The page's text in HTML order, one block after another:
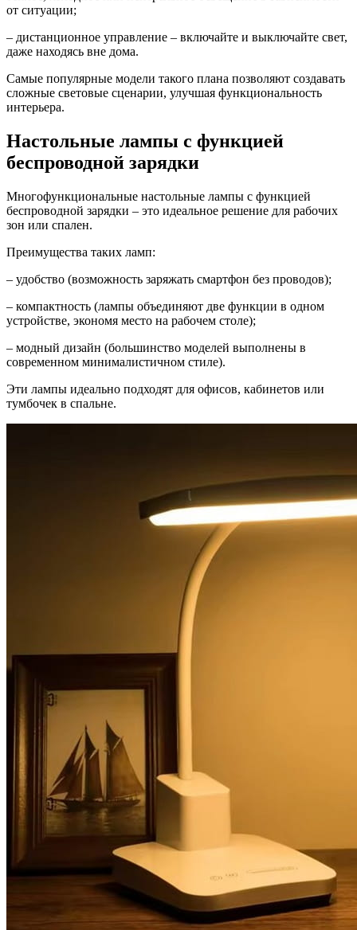
от ситуации;
– дистанционное управление – включайте и выключайте свет,
даже находясь вне дома.
Самые популярные модели такого плана позволяют создавать
сложные световые сценарии, улучшая функциональность
интерьера.
Настольные лампы с функцией
беспроводной зарядки
Многофункциональные настольные лампы с функцией
беспроводной зарядки – это идеальное решение для рабочих
зон или спален.
Преимущества таких ламп:
– удобство (возможность заряжать смартфон без проводов);
– компактность (лампы объединяют две функции в одном
устройстве, экономя место на рабочем столе);
– модный дизайн (большинство моделей выполнены в
современном минималистичном стиле).
Эти лампы идеально подходят для офисов, кабинетов или
тумбочек в спальне.